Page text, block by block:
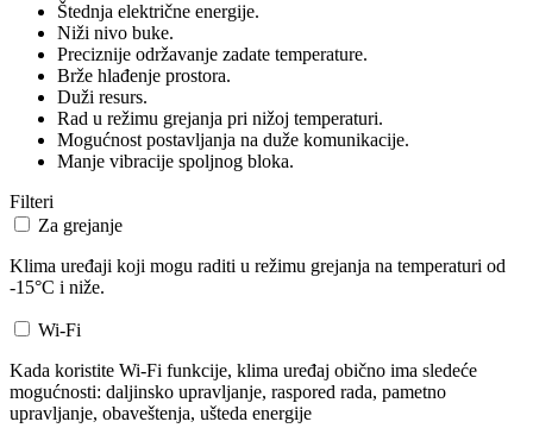
Štednja električne energije.
Niži nivo buke.
Preciznije održavanje zadate temperature.
Brže hlađenje prostora.
Duži resurs.
Rad u režimu grejanja pri nižoj temperaturi.
Mogućnost postavljanja na duže komunikacije.
Manje vibracije spoljnog bloka.
Filteri
Za grejanje
Klima uređaji koji mogu raditi u režimu grejanja na temperaturi od
-15°C i niže.
Wi-Fi
Kada koristite Wi-Fi funkcije, klima uređaj obično ima sledeće
mogućnosti: daljinsko upravljanje, raspored rada, pametno
upravljanje, obaveštenja, ušteda energije